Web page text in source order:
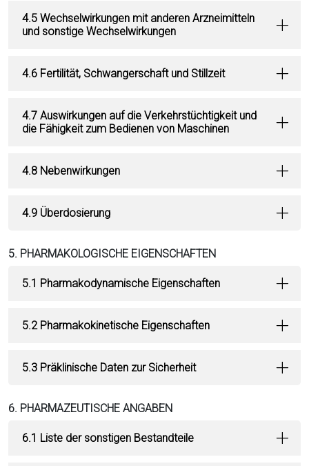
4.5 Wechselwirkungen mit anderen Arzneimitteln
und sonstige Wechselwirkungen
4.6 Fertilität, Schwangerschaft und Stillzeit
4.7 Auswirkungen auf die Verkehrstüchtigkeit und
die Fähigkeit zum Bedienen von Maschinen
4.8 Nebenwirkungen
4.9 Überdosierung
5. PHARMAKOLOGISCHE EIGENSCHAFTEN
5.1 Pharmakodynamische Eigenschaften
5.2 Pharmakokinetische Eigenschaften
5.3 Präklinische Daten zur Sicherheit
6. PHARMAZEUTISCHE ANGABEN
6.1 Liste der sonstigen Bestandteile